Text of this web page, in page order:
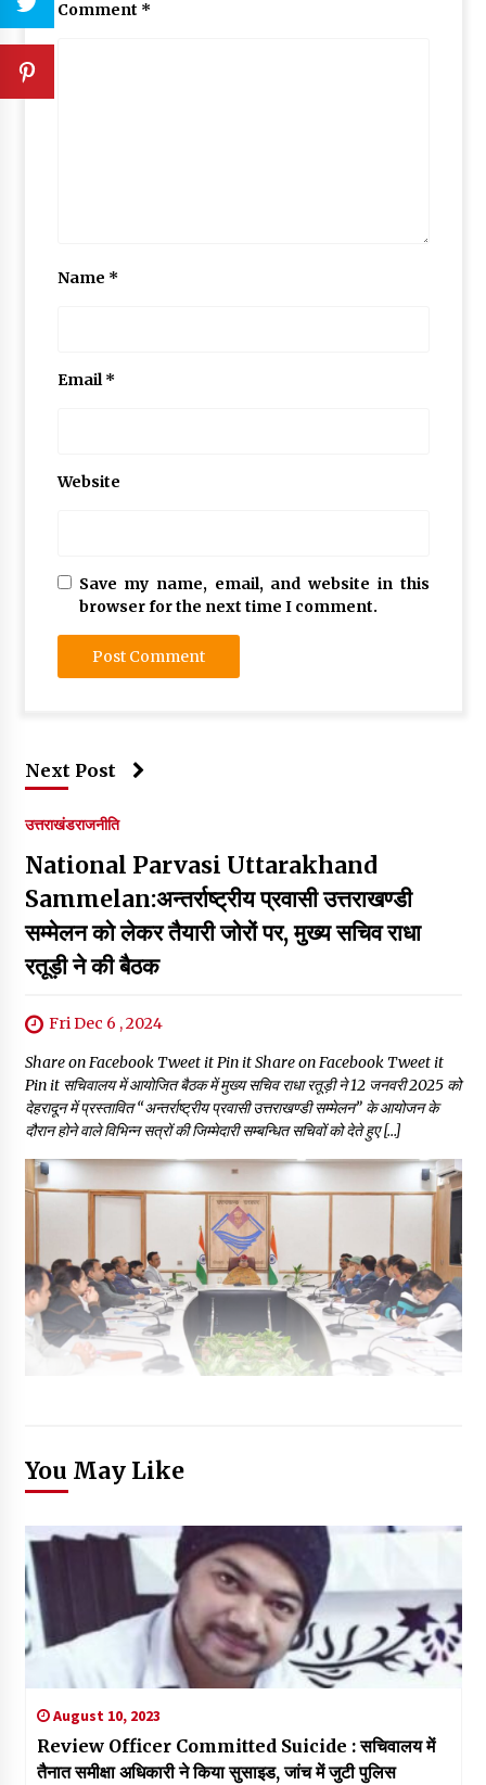
Comment *
Name *
Email*
Website
Save my name, email, and website in this
browser for the next time I comment.
Next Post
उत्तराखंडराजनीति
National Parvasi Uttarakhand
Sammelan:अन्तर्राष्ट्रीय प्रवासी उत्तराखण्डी
सम्मेलन को लेकर तैयारी जोरों पर, मुख्य सचिव राधा
रतूड़ी ने की बैठक
Fri Dec 6 , 2024
Share on Facebook Tweet it Pin it Share on Facebook Tweet it
Pin it सचिवालय में आयोजित बैठक में मुख्य सचिव राधा रतूड़ी ने 12 जनवरी 2025 को
देहरादून में प्रस्तावित “अन्तर्राष्ट्रीय प्रवासी उत्तराखण्डी सम्मेलन” के आयोजन के
दौरान होने वाले विभिन्न सत्रों की जिम्मेदारी सम्बन्धित सचिवों को देते हुए […]
You May Like
August 10, 2023
Review Officer Committed Suicide : सचिवालय में
तैनात समीक्षा अधिकारी ने किया सुसाइड, जांच में जुटी पुलिस